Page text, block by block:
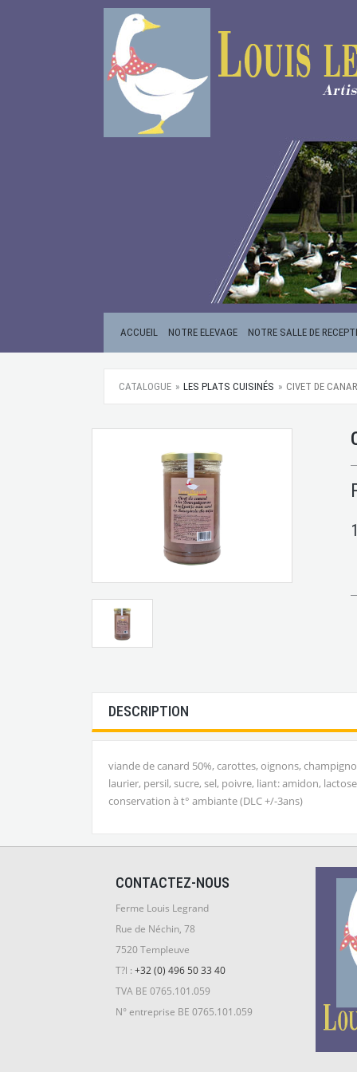
ACCUEIL NOTRE ELEVAGE NOTRE SALLE DE
CATALOGUE LES PLATS CUISINÉS CIVET DE
DESCRIPTION
viande de canard 50%, carottes, oignons,
laurier, persil, sucre, sel, poivre, liant: amidon,
conservation à t° ambiante (DLC +/-3ans)
CONTACTEZ-NOUS
Ferme Louis Legrand
Rue de Néchin, 78
7520 Templeuve
T?l : +32 (0) 496 50 33 40
TVA BE 0765.101.059
N° entreprise BE 0765.101.059